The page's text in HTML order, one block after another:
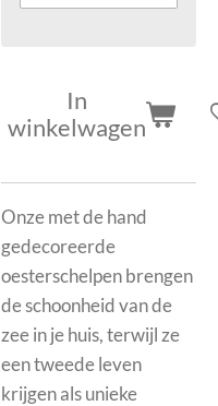
In
winkelwagen
Onze met de hand
gedecoreerde
oesterschelpen brengen
de schoonheid van de
zee in je huis, terwijl ze
een tweede leven
krijgen als unieke